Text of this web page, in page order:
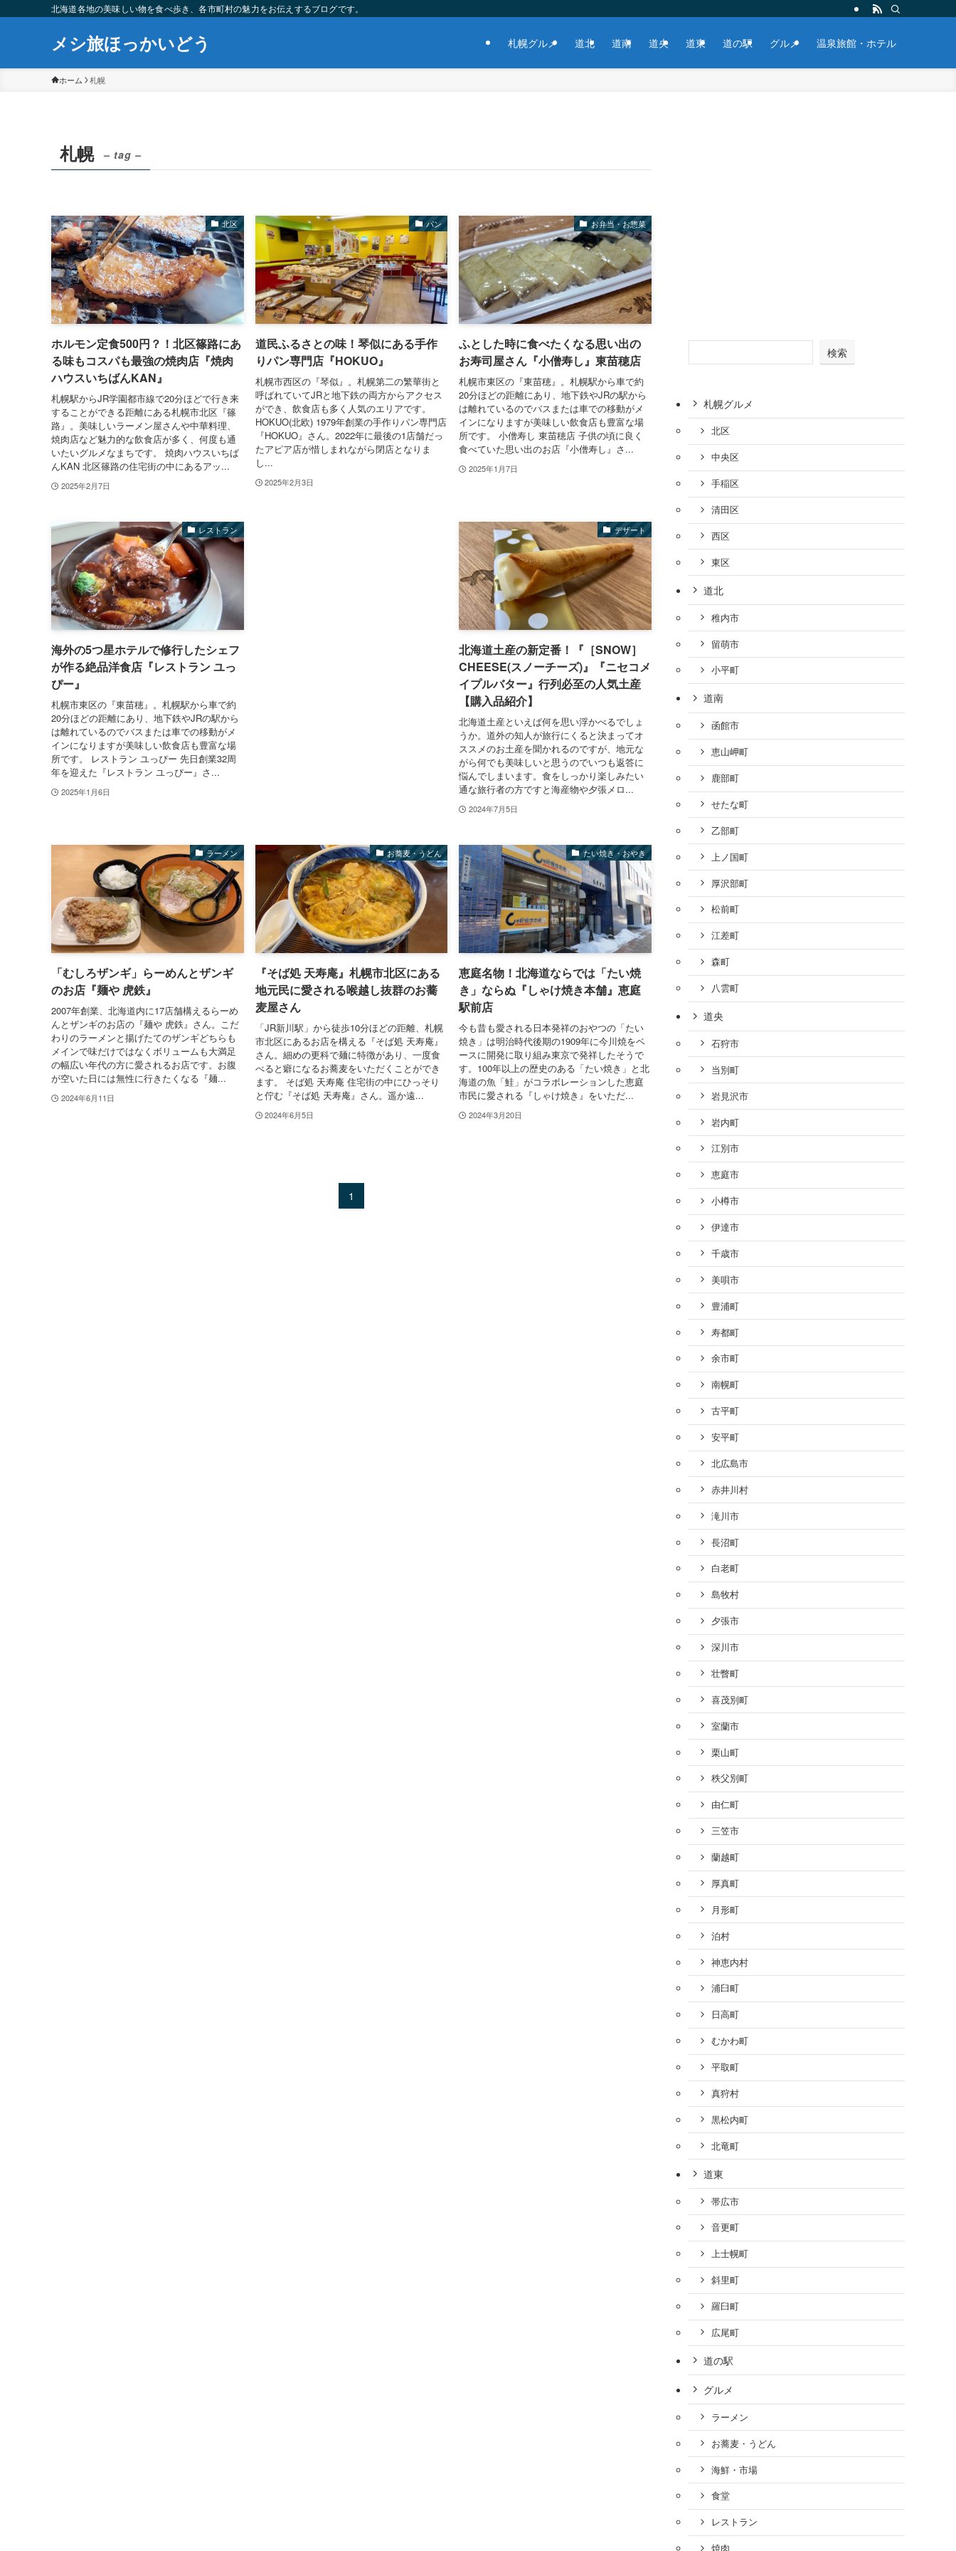
北海道各地の美味しい物を食べ歩き、各市町村の魅力をお伝えするブログです。
メシ旅ほっかいどう 札幌グルメ 道北 道南 道央 道東 道の駅 グルメ 温泉旅館・ホテル
ホーム 札幌
札幌 – tag –
北区
ホルモン定食500円？！北区篠路にあ
る味もコスパも最強の焼肉店『焼肉
ハウスいちばんKAN』
札幌駅からJR学園都市線で20分ほどで行き来
することができる距離にある札幌市北区『篠
路』。美味しいラーメン屋さんや中華料理、
焼肉店など魅力的な飲食店が多く、何度も通
いたいグルメなまちです。 焼肉ハウスいちば
んKAN 北区篠路の住宅街の中にあるアッ...
2025年2月7日
パン
道民ふるさとの味！琴似にある手作
りパン専門店『HOKUO』
札幌市西区の『琴似』。札幌第二の繁華街と
呼ばれていてJRと地下鉄の両方からアクセス
ができ、飲食店も多く人気のエリアです。
HOKUO(北欧) 1979年創業の手作りパン専門店
『HOKUO』さん。2022年に最後の1店舗だっ
たアピア店が惜しまれながら閉店となりま
し...
2025年2月3日
お弁当・お惣菜
ふとした時に食べたくなる思い出の
お寿司屋さん『小僧寿し』東苗穂店
札幌市東区の『東苗穂』。札幌駅から車で約
20分ほどの距離にあり、地下鉄やJRの駅から
は離れているのでバスまたは車での移動がメ
インになりますが美味しい飲食店も豊富な場
所です。 小僧寿し 東苗穂店 子供の頃に良く
食べていた思い出のお店『小僧寿し』さ...
2025年1月7日
レストラン
海外の5つ星ホテルで修行したシェフ
が作る絶品洋食店『レストラン ユっ
ぴー』
札幌市東区の『東苗穂』。札幌駅から車で約
20分ほどの距離にあり、地下鉄やJRの駅から
は離れているのでバスまたは車での移動がメ
インになりますが美味しい飲食店も豊富な場
所です。 レストラン ユっぴー 先日創業32周
年を迎えた『レストラン ユっぴー』さ...
2025年1月6日
デザート
北海道土産の新定番！『［SNOW］
CHEESE(スノーチーズ)』『ニセコメ
イプルバター』行列必至の人気土産
【購入品紹介】
北海道土産といえば何を思い浮かべるでしょ
うか。道外の知人が旅行にくると決まってオ
ススメのお土産を聞かれるのですが、地元な
がら何でも美味しいと思うのでいつも返答に
悩んでしまいます。食をしっかり楽しみたい
通な旅行者の方ですと海産物や夕張メロ...
2024年7月5日
ラーメン
「むしろザンギ」らーめんとザンギ
のお店『麺や 虎鉄』
2007年創業、北海道内に17店舗構えるらーめ
んとザンギのお店の『麺や 虎鉄』さん。こだ
わりのラーメンと揚げたてのザンギどちらも
メインで味だけではなくボリュームも大満足
の幅広い年代の方に愛されるお店です。お腹
が空いた日には無性に行きたくなる『麺...
2024年6月11日
お蕎麦・うどん
『そば処 天寿庵』札幌市北区にある
地元民に愛される喉越し抜群のお蕎
麦屋さん
「JR新川駅」から徒歩10分ほどの距離、札幌
市北区にあるお店を構える『そば処 天寿庵』
さん。細めの更科で麺に特徴があり、一度食
べると癖になるお蕎麦をいただくことができ
ます。 そば処 天寿庵 住宅街の中にひっそり
と佇む『そば処 天寿庵』さん。遥か遠...
2024年6月5日
たい焼き・おやき
恵庭名物！北海道ならでは「たい焼
き」ならぬ『しゃけ焼き本舗』恵庭
駅前店
今も昔も愛される日本発祥のおやつの「たい
焼き」は明治時代後期の1909年に今川焼をベ
ースに開発に取り組み東京で発祥したそうで
す。100年以上の歴史のある「たい焼き」と北
海道の魚「鮭」がコラボレーションした恵庭
市民に愛される『しゃけ焼き』をいただ...
2024年3月20日
1
検索
札幌グルメ
北区
中央区
手稲区
清田区
西区
東区
道北
稚内市
留萌市
小平町
道南
函館市
恵山岬町
鹿部町
せたな町
乙部町
上ノ国町
厚沢部町
松前町
江差町
森町
八雲町
道央
石狩市
当別町
岩見沢市
岩内町
江別市
恵庭市
小樽市
伊達市
千歳市
美唄市
豊浦町
寿都町
余市町
南幌町
古平町
安平町
北広島市
赤井川村
滝川市
長沼町
白老町
島牧村
夕張市
深川市
壮瞥町
喜茂別町
室蘭市
栗山町
秩父別町
由仁町
三笠市
蘭越町
厚真町
月形町
泊村
神恵内村
浦臼町
日高町
むかわ町
平取町
真狩村
黒松内町
北竜町
道東
帯広市
音更町
上士幌町
斜里町
羅臼町
広尾町
道の駅
グルメ
ラーメン
お蕎麦・うどん
海鮮・市場
食堂
レストラン
焼肉